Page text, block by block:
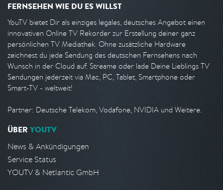
FERNSEHEN WIE DU ES WILLST
YouTV bietet Dir als einziges legales, deutsches Angebot einen
innovativen Online TV Rekorder zur Erstellung deiner ganz
persönlichen TV Mediathek. Ohne zusätzliche Hardware
zeichnest du jede Sendung des deutschen Fernsehens nach
Wunsch in der Cloud auf. Streame oder lade Deine Lieblings TV
Sendungen jederzeit via Mac, PC, Tablet, Smartphone oder
Smart-TV - weltweit!
Partner: Deutsche Telekom, Vodafone, NVIDIA und Weitere.
ÜBER YOUTV
News & Ankündigungen
Service Status
YOUTV & Netlantic GmbH